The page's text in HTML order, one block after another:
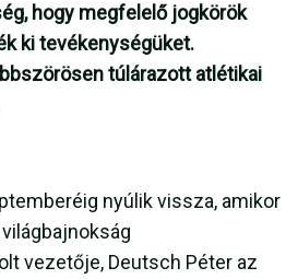
hogy megfelelő jogkörök
ki tevékenységüket.
túlárazott atlétikai
nyúlik vissza, amikor
vezetője, Deutsch Péter az